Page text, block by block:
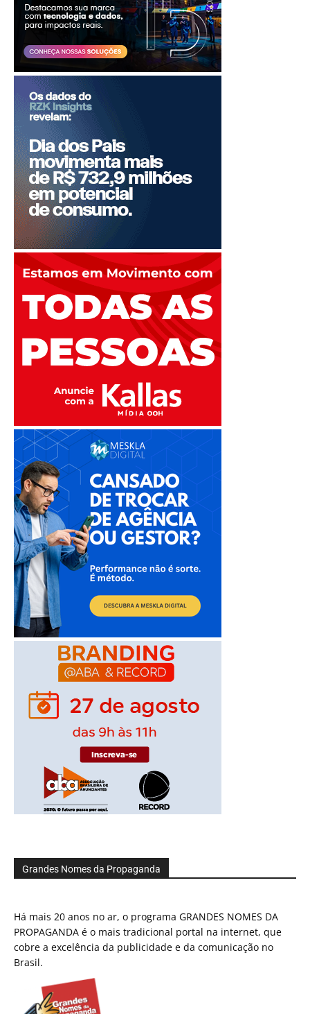
Grandes Nomes da Propaganda
Há mais 20 anos no ar, o programa GRANDES NOMES DA
PROPAGANDA é o mais tradicional portal na internet, que
cobre a excelência da publicidade e da comunicação no
Brasil.